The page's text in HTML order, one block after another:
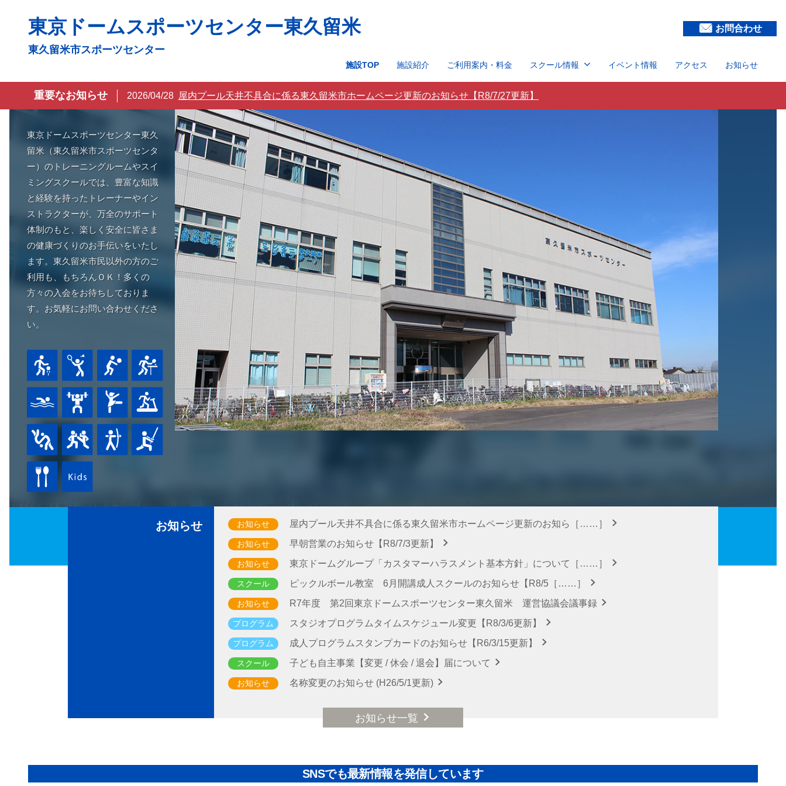
お問合わせ
東京ドームスポーツセンター東久留米
東久留米市スポーツセンター
施設TOP 施設紹介 ご利用案内・料金 スクール情報 イベント情報 アクセス お知らせ
重要なお知らせ 2026/04/28 屋内プール天井不具合に係る東久留米市ホームページ更新のお知らせ【R8/7/27更新】
東京ドームスポーツセンター東久
留米（東久留米市スポーツセンタ
ー）のトレーニングルームやスイ
ミングスクールでは、豊富な知識
と経験を持ったトレーナーやイン
ストラクターが、万全のサポート
体制のもと、楽しく安全に皆さま
の健康づくりのお手伝いをいたし
ます。東久留米市民以外の方のご
利用も、もちろんＯＫ！多くの
方々の入会をお待ちしておりま
す。お気軽にお問い合わせくださ
い。
お知らせ お知らせ 屋内プール天井不具合に係る東久留米市ホームページ更新のお知ら［……］
お知らせ 早朝営業のお知らせ【R8/7/3更新】
お知らせ 東京ドームグループ「カスタマーハラスメント基本方針」について［……］
スクール ピックルボール教室 6月開講成人スクールのお知らせ【R8/5［……］
お知らせ R7年度 第2回東京ドームスポーツセンター東久留米 運営協議会議事録
プログラム スタジオプログラムタイムスケジュール変更【R8/3/6更新】
プログラム 成人プログラムスタンプカードのお知らせ【R6/3/15更新】
スクール 子ども自主事業【変更 / 休会 / 退会】届について
お知らせ 名称変更のお知らせ (H26/5/1更新)
お知らせ一覧
SNSでも最新情報を発信しています